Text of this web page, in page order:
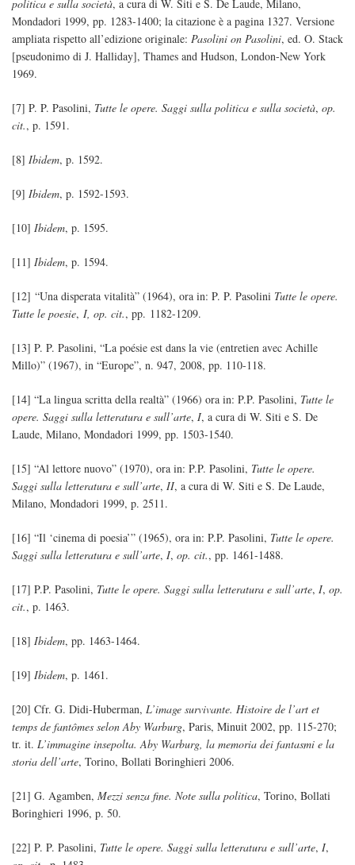
politica e sulla società, a cura di W. Siti e S. De Laude, Milano,
Mondadori 1999, pp. 1283-1400; la citazione è a pagina 1327. Versione
ampliata rispetto all’edizione originale: Pasolini on Pasolini, ed. O. Stack
[pseudonimo di J. Halliday], Thames and Hudson, London-New York
1969.
[7] P. P. Pasolini, Tutte le opere. Saggi sulla politica e sulla società, op.
cit., p. 1591.
[8] Ibidem, p. 1592.
[9] Ibidem, p. 1592-1593.
[10] Ibidem, p. 1595.
[11] Ibidem, p. 1594.
[12] “Una disperata vitalità” (1964), ora in: P. P. Pasolini Tutte le opere.
Tutte le poesie, I, op. cit., pp. 1182-1209.
[13] P. P. Pasolini, “La poésie est dans la vie (entretien avec Achille
Millo)” (1967), in “Europe”, n. 947, 2008, pp. 110-118.
[14] “La lingua scritta della realtà” (1966) ora in: P.P. Pasolini, Tutte le
opere. Saggi sulla letteratura e sull’arte, I, a cura di W. Siti e S. De
Laude, Milano, Mondadori 1999, pp. 1503-1540.
[15] “Al lettore nuovo” (1970), ora in: P.P. Pasolini, Tutte le opere.
Saggi sulla letteratura e sull’arte, II, a cura di W. Siti e S. De Laude,
Milano, Mondadori 1999, p. 2511.
[16] “Il ‘cinema di poesia’” (1965), ora in: P.P. Pasolini, Tutte le opere.
Saggi sulla letteratura e sull’arte, I, op. cit., pp. 1461-1488.
[17] P.P. Pasolini, Tutte le opere. Saggi sulla letteratura e sull’arte, I, op.
cit., p. 1463.
[18] Ibidem, pp. 1463-1464.
[19] Ibidem, p. 1461.
[20] Cfr. G. Didi-Huberman, L’image survivante. Histoire de l’art et
temps de fantômes selon Aby Warburg, Paris, Minuit 2002, pp. 115-270;
tr. it. L’immagine insepolta. Aby Warburg, la memoria dei fantasmi e la
storia dell’arte, Torino, Bollati Boringhieri 2006.
[21] G. Agamben, Mezzi senza fine. Note sulla politica, Torino, Bollati
Boringhieri 1996, p. 50.
[22] P. P. Pasolini, Tutte le opere. Saggi sulla letteratura e sull’arte, I,